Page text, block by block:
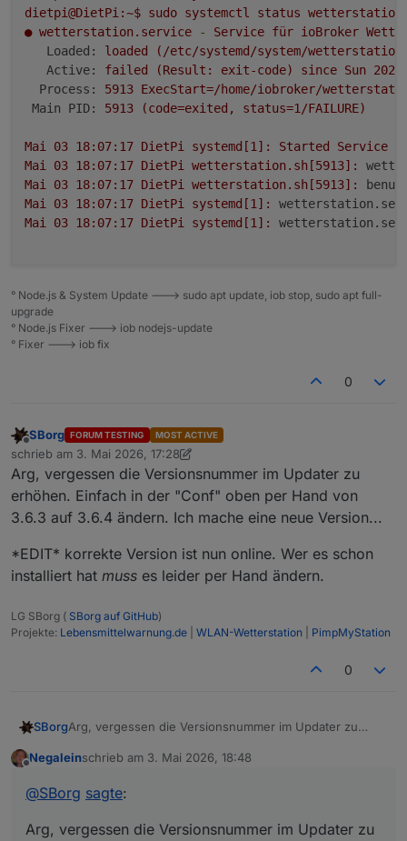
dietpi@DietPi:~$ sudo systemctl status wetterstation
● wetterstation.service - Service für ioBroker
Loaded:
loaded
(/etc/systemd/system/
Active:
failed (Result: exit-code) since Sun
Process:
5913 ExecStart=/home/iobroker/
Main PID:
5913 (code=exited, status=1/FAILURE)
Mai 03 18:07:17 DietPi systemd[1]: Started Service
Mai
03 18:07:17 DietPi wetterstation.sh[5913]:
Mai
03 18:07:17 DietPi wetterstation.sh[5913]:
Mai
03 18:07:17 DietPi systemd[1]:
Mai
03 18:07:17 DietPi systemd[1]:
° Node.js & System Update ---> sudo apt update, iob stop, sudo apt full-
upgrade
° Node.js Fixer ---> iob nodejs-update
° Fixer ---> iob fix
0
Offline
SBorg FORUM TESTING MOST ACTIVE
schrieb am 3. Mai 2026, 17:28
zuletzt editiert von SBorg5. März 2026, 19:37
Arg, vergessen die Versionsnummer im Updater zu
erhöhen. Einfach in der "Conf" oben per Hand von
3.6.3 auf 3.6.4 ändern. Ich mache eine neue Version...
*EDIT* korrekte Version ist nun online. Wer es schon
installiert hat muss es leider per Hand ändern.
LG SBorg ( SBorg auf GitHub)
Projekte: Lebensmittelwarnung.de WLAN-Wetterstation PimpMyStation
0
SBorgArg, vergessen die Versionsnummer im Updater zu
3.6.3 auf 3.6.4 ändern. Ich mache eine neue Version...
*EDIT* korrekte Version ist nun online. Wer es schon
Negaleinschrieb am 3. Mai 2026, 18:48
zuletzt editiert von
@SBorg sagte:
Arg, vergessen die Versionsnummer im Updater zu